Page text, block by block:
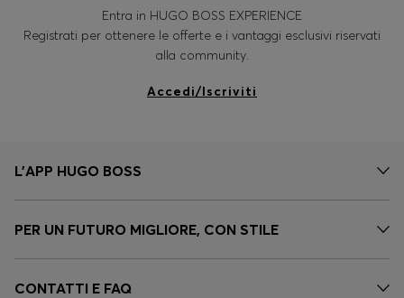
Entra in HUGO BOSS EXPERIENCE
Registrati per ottenere le offerte e i vantaggi esclusivi riservati
alla community.
Accedi/Iscriviti
L'APP HUGO BOSS
PER UN FUTURO MIGLIORE, CON STILE
CONTATTI E FAQ